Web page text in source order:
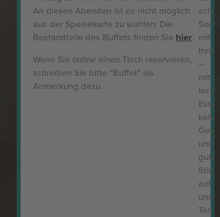
An diesen Abenden ist es nicht möglich
aus der Speisekarte zu wählen. Die
Bestandteile des Buffets finden Sie hier.
Wenn Sie online einen Tisch reservieren,
schreiben Sie bitte “Buffet” als
Anmerkung dazu.
mit
–
mit
und
guter
auf